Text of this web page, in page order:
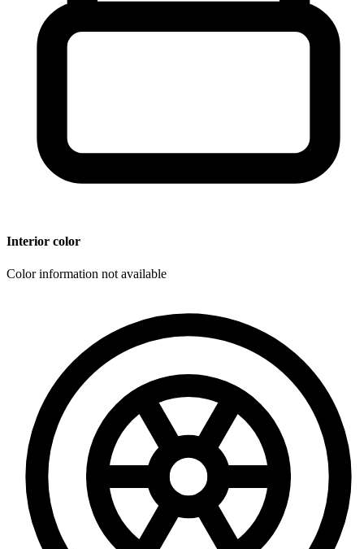
Interior color
Color information not available